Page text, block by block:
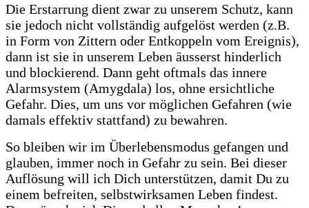
Die Erstarrung dient zwar zu unserem Schutz, kann
sie jedoch nicht vollständig aufgelöst werden (z.B.
in Form von Zittern oder Entkoppeln vom Ereignis),
dann ist sie in unserem Leben äusserst hinderlich
und blockierend. Dann geht oftmals das innere
Alarmsystem (Amygdala) los, ohne ersichtliche
Gefahr. Dies, um uns vor möglichen Gefahren (wie
damals effektiv stattfand) zu bewahren.
So bleiben wir im Überlebensmodus gefangen und
glauben, immer noch in Gefahr zu sein. Bei dieser
Auflösung will ich Dich unterstützen, damit Du zu
einem befreiten, selbstwirksamen Leben findest.